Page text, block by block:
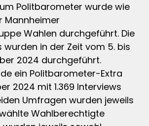
Politbarometer wurde wie
Mannheimer
Wahlen durchgeführt. Die
wurden in der Zeit vom 5. bis
2024 durchgeführt.
ein Politbarometer-Extra
2024 mit 1.369 Interviews
Umfragen wurden jeweils
Wahlberechtigte